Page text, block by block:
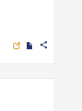
share